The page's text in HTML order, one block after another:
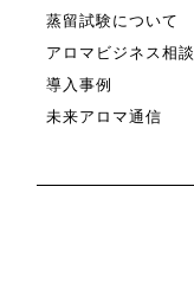
蒸留試験について
アロマビジネス相談
導入事例
未来アロマ通信